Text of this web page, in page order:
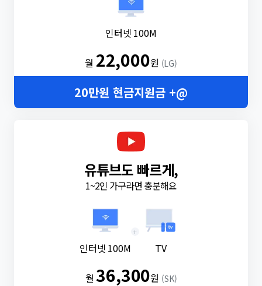
인터넷 100M
월 22,000원 (LG)
20만원 현금지원금 +@
유튜브도 빠르게,
1~2인 가구라면 충분해요
인터넷 100M
+
TV
월36,300원 (SK)